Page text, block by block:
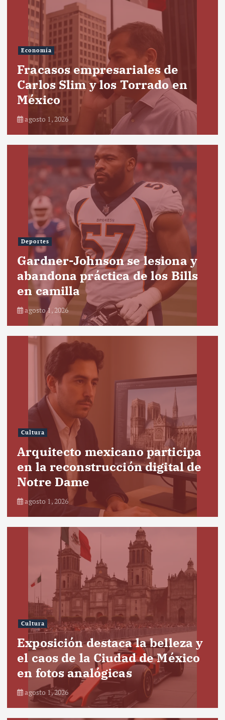
Economía
Fracasos empresariales de
Carlos Slim y los Torrado en
México
agosto 1, 2026
Deportes
Gardner-Johnson se lesiona y
abandona práctica de los Bills
en camilla
agosto 1, 2026
Cultura
Arquitecto mexicano participa
en la reconstrucción digital de
Notre Dame
agosto 1, 2026
Cultura
Exposición destaca la belleza y
el caos de la Ciudad de México
en fotos analógicas
agosto 1, 2026